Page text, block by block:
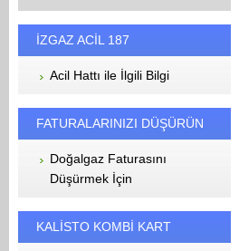
İZGAZ ACİL 187
Acil Hattı ile İlgili Bilgi
FATURALARINIZI DÜŞÜRÜN
Doğalgaz Faturasını
Düşürmek İçin
KALİSTO KOMBİ KART